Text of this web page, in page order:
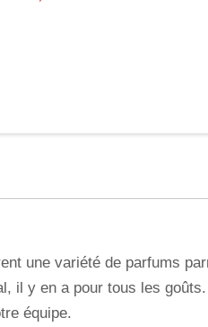
une variété de parfums
il y en a pour tous les
équipe.